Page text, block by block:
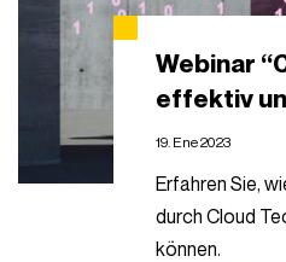
Webinar
effektiv
19. Ene 2023
Erfahren Sie,
durch Cloud
können.